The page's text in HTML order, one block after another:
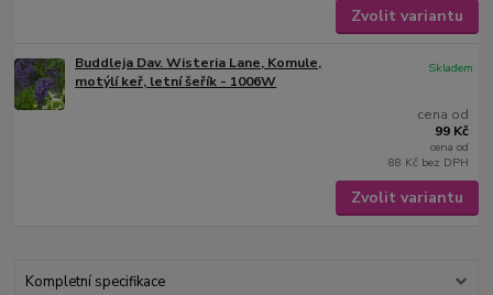
Zvolit variantu
Buddleja Dav. Wisteria Lane, Komule,
motýlí keř, letní šeřík - 1006W
cena od
99 Kč
cena od
88 Kč bez DPH
Skladem
Zvolit variantu
Kompletní specifikace